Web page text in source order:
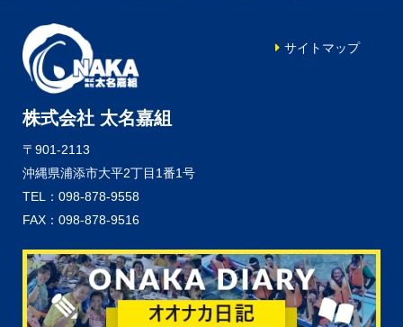
株式会社 太名嘉組
〒901-2113
沖縄県浦添市大平2丁目1番1号
TEL：098-878-9558
FAX：098-878-9516
サイトマップ